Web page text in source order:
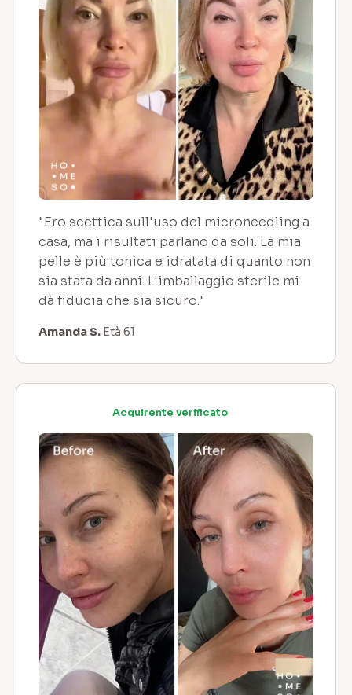
"Ero scettica sull'uso del microneedling a
casa, ma i risultati parlano da soli. La mia
pelle è più tonica e idratata di quanto non
sia stata da anni. L'imballaggio sterile mi
dà fiducia che sia sicuro."
Amanda S. Età 61
Acquirente verificato